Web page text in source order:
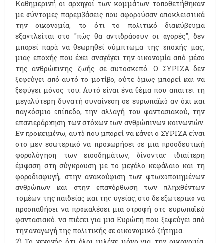
Καθημερινή οι αρχηγοί των κομμάτων τοποθετήθηκαν
με σύντομες παρεμβάσεις που αφορούσαν αποκλειστικά
την οικονομία, το ότι το πολιτικό διακύβευμα
εξαντλείται στο "πώς θα αντιδράσουν οι αγορές", δεν
μπορεί παρά να θεωρηθεί σύμπτωμα της εποχής μας,
μιας εποχής που έχει αναγάγει την οικονομία από μέσο
της ανθρώπινης ζωής σε αυτοσκοπό. Ο ΣΥΡΙΖΑ δεν
ξεφεύγει από αυτό το μοτίβο, ούτε όμως μπορεί και να
ξεφύγει μόνος του. Αυτό είναι ένα θέμα που απαιτεί τη
μεγαλύτερη δυνατή συναίνεση σε ευρωπαϊκό αν όχι και
παγκόσμιο επίπεδο, την αλλαγή του φαντασιακού, την
επανιεράρχηση των στόχων των ανθρώπινων κοινωνιών.
Εν προκειμένω, αυτό που μπορεί να κάνει ο ΣΥΡΙΖΑ είναι
στο μεν εσωτερικό να προχωρήσει σε μια προοδευτική
φορολόγηση των εισοδημάτων, δίνοντας ιδιαίτερη
έμφαση στη σύγκρουση με το μεγάλο κεφάλαιο και τη
φοροδιαφυγή, στην ανακούφιση των φτωχοποιημένων
ανθρώπων και στην επανόρθωση των πληχθέντων
τομέων της παιδείας και της υγείας, στο δε εξωτερικό να
προσπαθήσει να προκαλέσει μια στροφή στο ευρωπαϊκό
φαντασιακό, να πιέσει για μια Ευρώπη που ξεφεύγει από
την αναγωγή της πολιτικής σε οικονομικό ζήτημα.